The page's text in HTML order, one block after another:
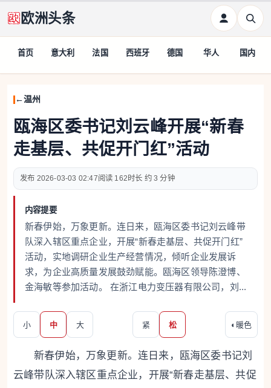
欧洲头条
首页 意大利 法国 西班牙 德国 华人 国内
温州
瓯海区委书记刘云峰开展“新春
走基层、共促开门红”活动
2026-03-03 02:47 162 约 3 分钟
内容提要
新春伊始，万象更新。连日来，瓯海区委书记刘云峰带
队深入辖区重点企业，开展“新春走基层、共促开门红”
活动，实地调研企业生产经营情况，倾听企业发展诉
求，为企业高质量发展鼓劲赋能。瓯海区领导陈澄博、
金海敏等参加活动。 在浙江电力变压器有限公司，刘...
小 中 大 紧 松 ◐ 暖色
新春伊始，万象更新。连日来，瓯海区委书记刘
云峰带队深入辖区重点企业，开展“新春走基层、共促